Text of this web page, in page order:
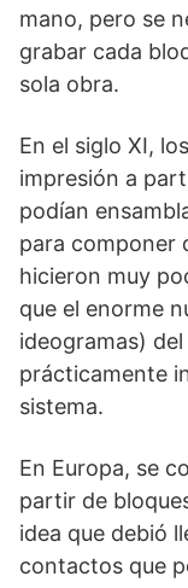
mano, pero se
grabar cada
sola obra.
En el siglo XI,
impresión a
podían
para componer
hicieron muy
que el enorme
ideogramas)
prácticamente
sistema.
En Europa, se
partir de
idea que debió
contactos que